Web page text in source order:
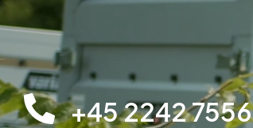
+45 2242 7556